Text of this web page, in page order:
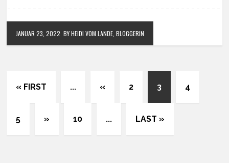
JANUAR 23, 2022 BY HEIDI VOM LANDE, BLOGGERIN
« FIRST ... « 2 3 4
5 » 10 ... LAST »